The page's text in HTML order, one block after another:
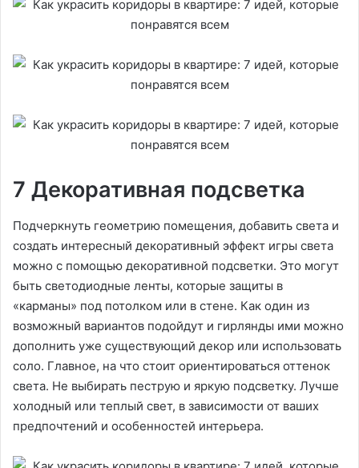
7 Декоративная подсветка
Подчеркнуть геометрию помещения, добавить света и
создать интересный декоративный эффект игры света
можно с помощью декоративной подсветки. Это могут
быть светодиодные ленты, которые защиты в
«карманы» под потолком или в стене. Как один из
возможный вариантов подойдут и гирлянды ими можно
дополнить уже существующий декор или использовать
соло. Главное, на что стоит ориентироваться оттенок
света. Не выбирать пеструю и яркую подсветку. Лучше
холодный или теплый свет, в зависимости от ваших
предпочтений и особенностей интерьера.